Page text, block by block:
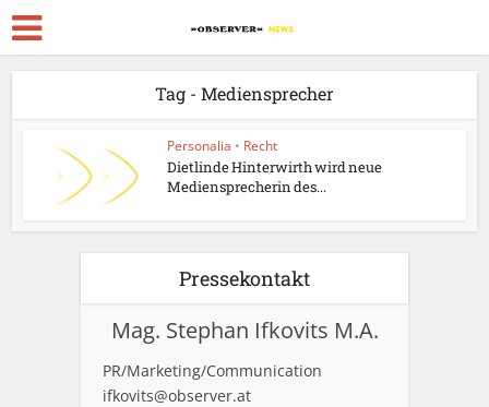
Tag - Mediensprecher
Personalia • Recht
Dietlinde Hinterwirth wird neue
Mediensprecherin des...
Pressekontakt
Mag. Stephan Ifkovits M.A.
PR/Marketing/Communication
ifkovits@observer.at